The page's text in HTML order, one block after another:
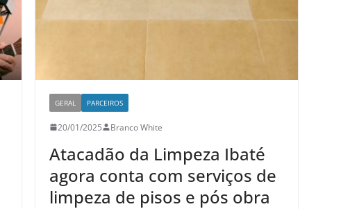
GERAL PARCEIROS
20/01/2025 Branco White
Atacadão da Limpeza Ibaté
agora conta com serviços de
limpeza de pisos e pós obra